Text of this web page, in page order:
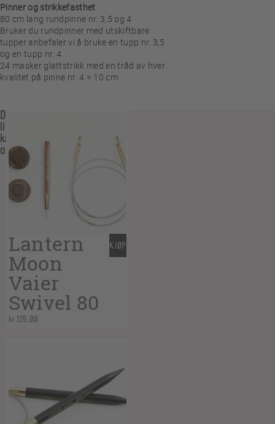
Pinner og strikkefasthet
80 cm lang rundpinne nr. 3,5 og 4
Bruker du rundpinner med utskiftbare
tupper anbefaler vi å bruke en tupp nr. 3,5
og en tupp nr. 4
24 masker glattstrikk med en tråd av hver
kvalitet på pinne nr. 4 = 10 cm
Du
liker
kanskje
også…
Lantern
Moon
Vaier
Swivel 80
kr125,00
KJØP